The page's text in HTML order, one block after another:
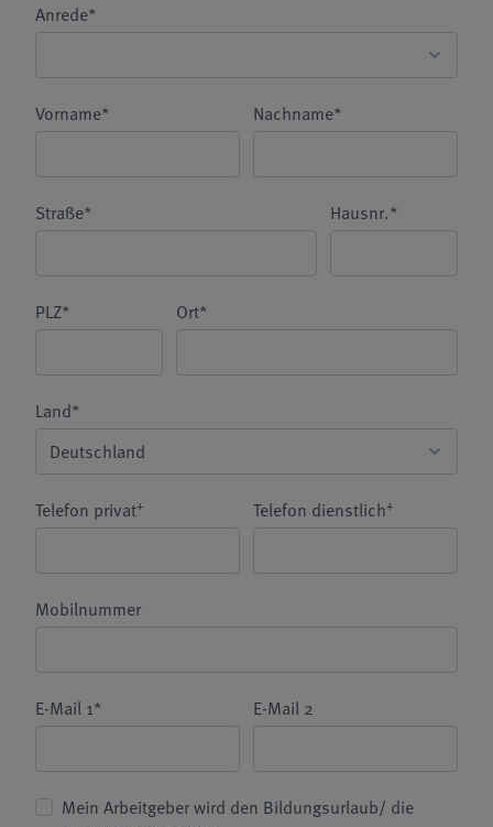
Anrede*
Vorname* Nachname*
Straße* Hausnr.*
PLZ* Ort*
Land*
Telefon privat+ Telefon dienstlich+
Mobilnummer
E-Mail 1* E-Mail 2
Mein Arbeitgeber wird den Bildungsurlaub/ die